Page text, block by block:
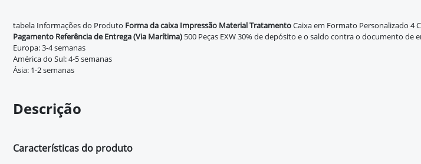
tabela Informações do Produto Forma da caixa Impressão MaterialTratamentoCaixa em Formato Personalizado 4
Pagamento Referência de Entrega (Via Marítima) 500 Peças EXW 30% de depósito e o saldo contra o documento de
Europa: 3-4 semanas
América do Sul: 4-5 semanas
Ásia: 1-2 semanas
Descrição
Características do produto